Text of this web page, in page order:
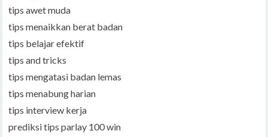
tips awet muda
tips menaikkan berat badan
tips belajar efektif
tips and tricks
tips mengatasi badan lemas
tips menabung harian
tips interview kerja
prediksi tips parlay 100 win